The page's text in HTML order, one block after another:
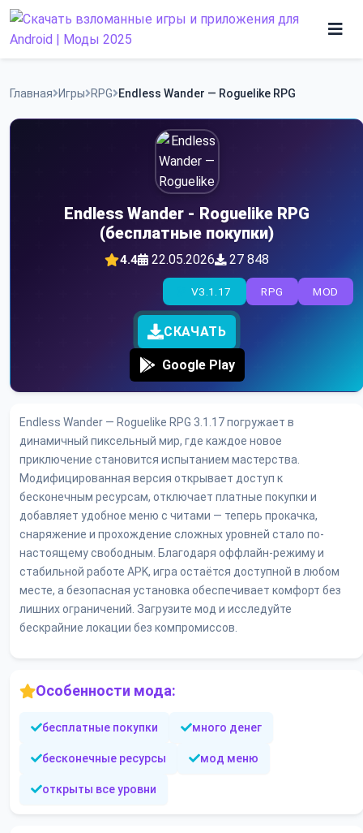
Skip
Программы
Главная Игры RPG Endless Wander — Roguelike RPG
Endless Wander - Roguelike RPG
(бесплатные покупки)
4.4 22.05.2026 27 848
MOD
RPG
V3.1.17
СКАЧАТЬ
Google Play
Endless Wander — Roguelike RPG 3.1.17 погружает в
динамичный пиксельный мир, где каждое новое
приключение становится испытанием мастерства.
Модифицированная версия открывает доступ к
бесконечным ресурсам, отключает платные покупки и
добавляет удобное меню с читами — теперь прокачка,
снаряжение и прохождение сложных уровней стало по-
настоящему свободным. Благодаря оффлайн-режиму и
стабильной работе APK, игра остаётся доступной в любом
месте, а безопасная установка обеспечивает комфорт без
лишних ограничений. Загрузите мод и исследуйте
бескрайние локации без компромиссов.
Особенности мода:
бесплатные покупки много денег
бесконечные ресурсы мод меню
открыты все уровни